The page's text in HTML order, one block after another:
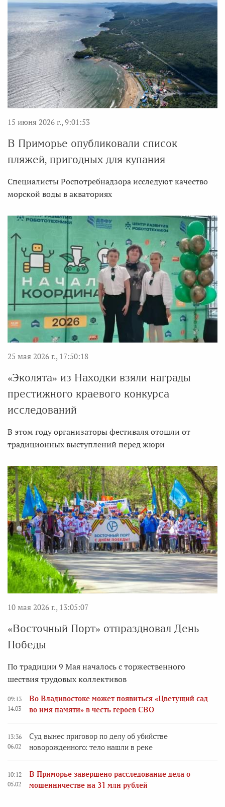
15 июня 2026 г., 9:01:53
В Приморье опубликовали список
пляжей, пригодных для купания
Специалисты Роспотребнадзора исследуют качество
морской воды в акваториях
25 мая 2026 г., 17:50:18
«Эколята» из Находки взяли награды
престижного краевого конкурса
исследований
В этом году организаторы фестиваля отошли от
традиционных выступлений перед жюри
10 мая 2026 г., 13:05:07
«Восточный Порт» отпраздновал День
Победы
По традиции 9 Мая началось с торжественного
шествия трудовых коллективов
09:13
14.03
Во Владивостоке может появиться «Цветущий сад
во имя памяти» в честь героев СВО
13:36
06.02
Суд вынес приговор по делу об убийстве
новорожденного: тело нашли в реке
10:12
05.02
В Приморье завершено расследование дела о
мошенничестве на 31 млн рублей